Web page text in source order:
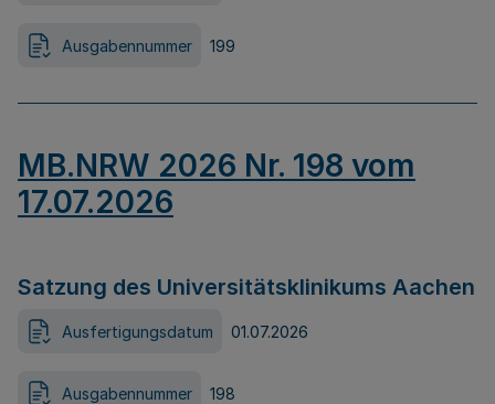
Ausgabennummer 199
MB.NRW 2026 Nr. 198 vom
17.07.2026
Satzung des Universitätsklinikums Aachen
Ausfertigungsdatum 01.07.2026
Ausgabennummer 198